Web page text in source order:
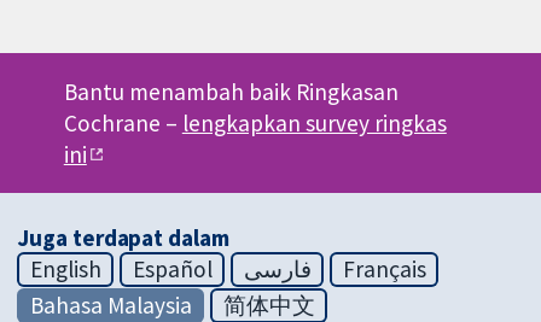
Bantu menambah baik Ringkasan
Cochrane – lengkapkan survey ringkas
ini
Juga terdapat dalam
English
Español فارسی
Français
Bahasa Malaysia
简体中文